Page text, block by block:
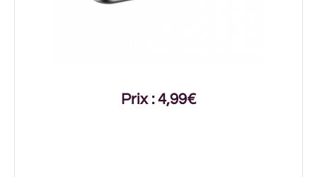
Prix : 4,99€